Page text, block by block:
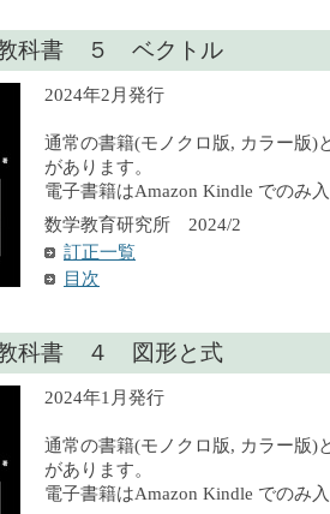
教科書 ５ ベクトル
2024年2月発行
通常の書籍(モノクロ版, カラー版)
があります。
電子書籍はAmazon Kindle でのみ
数学教育研究所 2024/2
訂正一覧
目次
教科書 ４ 図形と式
2024年1月発行
通常の書籍(モノクロ版, カラー版)
があります。
電子書籍はAmazon Kindle でのみ